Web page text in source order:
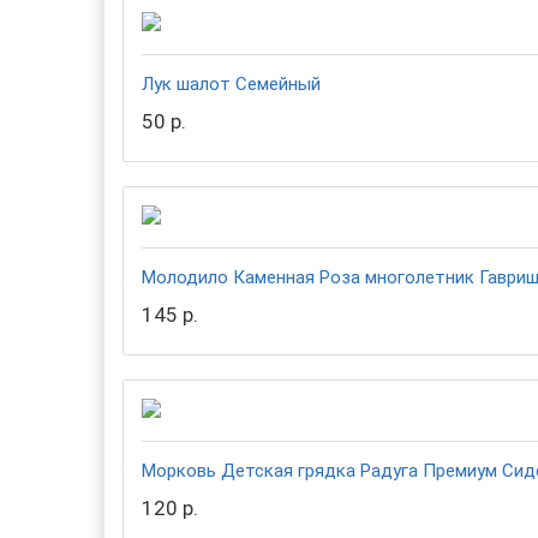
Лук шалот Семейный
50 р.
Молодило Каменная Роза многолетник Гавриш
145 р.
Морковь Детская грядка Радуга Премиум
120 р.